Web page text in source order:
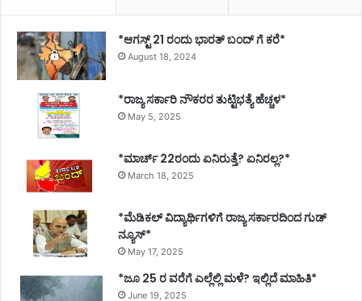
*ಆಗಸ್ಟ್ 21 ರಂದು ಭಾರತ್‌ ಬಂದ್‌ ಗೆ ಕರೆ*
August 18, 2024
*ರಾಜ್ಯ ಸರ್ಕಾರಿ ನೌಕರರ ತುಟ್ಟಿಭತ್ಯೆ ಹೆಚ್ಚಳ*
May 5, 2025
*ಮಾರ್ಚ್ 22ರಂದು ಏನಿರುತ್ತೆ? ಏನಿರಲ್ಲ?*
March 18, 2025
*ಮೆಡಿಕಲ್ ವಿದ್ಯಾರ್ಥಿಗಳಿಗೆ ರಾಜ್ಯ ಸರ್ಕಾರದಿಂದ ಗುಡ್
ನ್ಯೂಸ್*
May 17, 2025
*ಜೂ 25 ರ ವರೆಗೆ ಎಲ್ಲೆಲ್ಲಿ ಮಳೆ? ಇಲ್ಲಿದೆ ಮಾಹಿತಿ*
June 19, 2025